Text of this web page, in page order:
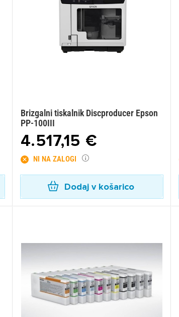
Brizgalni tiskalnik Discproducer Epson
PP-100III
4.517,15 €
NI NA ZALOGI
Dodaj v košarico